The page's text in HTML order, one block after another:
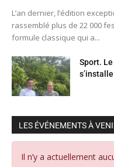
L’an dernier, l’édition
rassemblé plus de 22 000
formule classique qui a...
Sport.
LES ÉVÉNEMENTS À
Il n’y a actuellement